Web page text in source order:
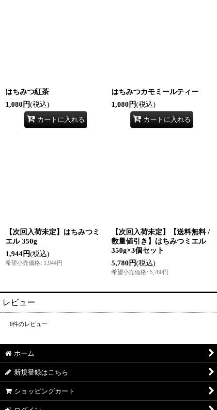
はちみつ紅茶
1,080 円(税込)
カートに入れる
はちみつカモミールティー
1,080 円(税込)
カートに入れる
【次回入荷未定】はちみつミ
エル 350g
1,944円(税込)
希望小売価格: 1,944円
【次回入荷未定】【送料無料 /
数量値引き】はちみつミエル
350g×3個セット
5,780 円(税込)
希望小売価格: 5,780円
レビュー
0件のレビュー
ホーム
新規登録はこちら
ショッピングカート